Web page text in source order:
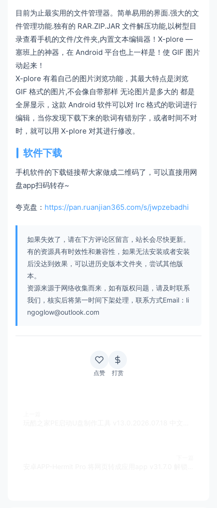
目前为止最实用的文件管理器。简单易用的界面.强大的文
件管理功能.独有的 RAR.ZIP.JAR 文件解压功能,以树型目
录查看手机的文件/文件夹,内置文本编辑器！X-plore —
塞班上的神器，在 Android 平台也上一样是！使 GIF 图片
动起来！
X-plore 有着自己的图片浏览功能，其最大特点是浏览
GIF 格式的图片,不会像自带那样 无论图片是多大的 都是
全屏显示，这款 Android 软件可以对 lrc 格式的歌词进行
编辑，当你发现下载下来的歌词有错别字，或者时间不对
时，就可以用 X-plore 对其进行修改。
软件下载
手机软件的下载链接帮大家做成二维码了，可以直接用网
盘app扫码转存~
夸克盘： https://pan.ruanjian365.com/s/jwpzebadhi
如果失效了，请在下方评论区留言，站长会尽快更新。
有的资源具有时效性和兼容性，如果无法安装或者安装
后没达到效果，可以进历史版本文件夹，尝试其他版
本。
资源来源于网络收集而来，如有版权问题，请及时联系
我们，核实后将第一时间下架处理，联系方式Email：li
ngoglow@outlook.com
点赞 打赏